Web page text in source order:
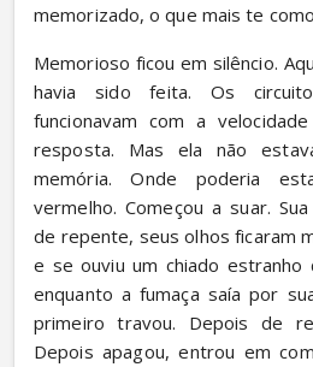
memorizado, o que mais te
Memorioso ficou em silêncio.
havia sido feita. Os
funcionavam com a
resposta. Mas ela não
memória. Onde poderia
vermelho. Começou a suar.
de repente, seus olhos ficaram
e se ouviu um chiado estranho
enquanto a fumaça saía por
primeiro travou. Depois de
Depois apagou, entrou em